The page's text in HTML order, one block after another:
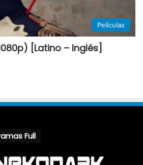
Películas
[Latino – Inglés]
Full